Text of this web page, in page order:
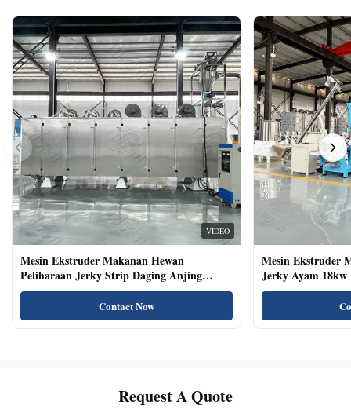
VIDEO
Mesin Ekstruder Makanan Hewan
Peliharaan Jerky Strip Daging Anjing
Dengan Sistem Baki Otomatis
Contact Now
Mesin Ekstruder
Jerky Ayam
Kucing Kering
Request A Quote